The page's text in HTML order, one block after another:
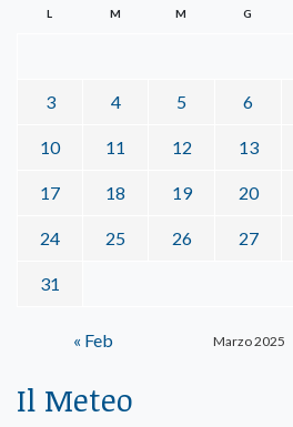
Marzo 2025
L M M G
3 4 5 6
10 11 12 13
17 18 19 20
24 25 26 27
31
« Feb
Il Meteo